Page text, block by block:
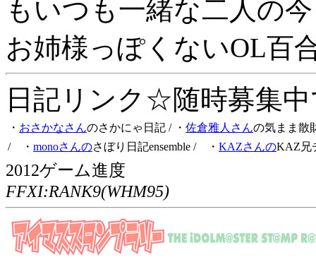
もいつも一緒な二人の
お姉様っぽくないOL百
日記リンク☆随時募集
・ おさかなさんのさかにゃ日記 / ・ 佐倉雅人さんの気まま散
/ ・ monoさんのさぼり日記ensemble / ・ KAZさんのKAZ兄
2012ゲーム進度
FFXI:RANK9(WHM95)